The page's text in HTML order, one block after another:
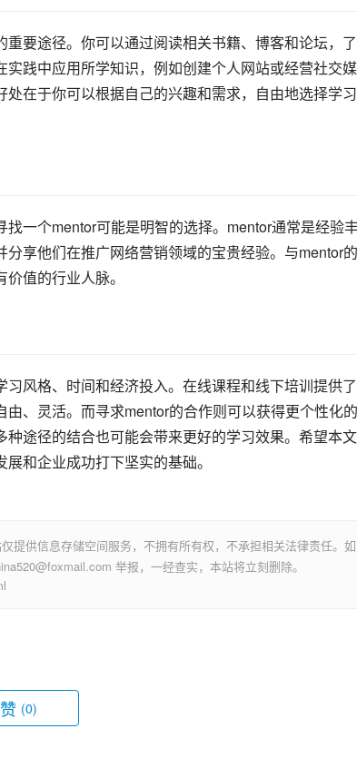
要途径。你可以通过阅读相关书籍、博客和论坛，
践中应用所学知识，例如创建个人网站或经营社交
在于你可以根据自己的兴趣和需求，自由地选择学
一个mentor可能是明智的选择。mentor通常是经验
享他们在推广网络营销领域的宝贵经验。与mentor的
值的行业人脉。
风格、时间和经济投入。在线课程和线下培训提供
、灵活。而寻求mentor的合作则可以获得更个性化的
途径的结合也可能会带来更好的学习效果。希望本
和企业成功打下坚实的基础。
提供信息存储空间服务，不拥有所有权，不承担相关法律责任。如
举报，一经查实，本站将立刻删除。
赞 (0)